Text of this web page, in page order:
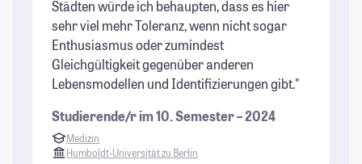
Städten würde ich behaupten, dass es hier
sehr viel mehr Toleranz, wenn nicht sogar
Enthusiasmus oder zumindest
Gleichgültigkeit gegenüber anderen
Lebensmodellen und Identifizierungen gibt."
Studierende/r im 10. Semester – 2024
Medizin
Humboldt-Universität zu Berlin